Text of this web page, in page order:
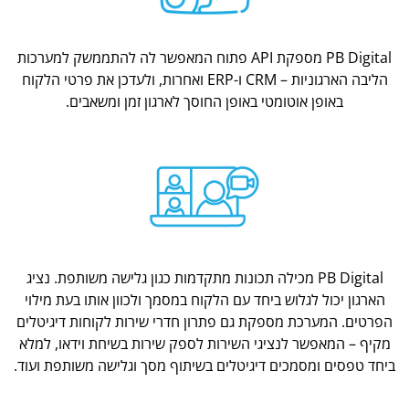
PB Digital מספקת API פתוח המאפשר לה להתממשק למערכות
הליבה הארגוניות – CRM ו-ERP ואחרות, ולעדכן את פרטי הלקוח
באופן אוטומטי באופן החוסך לארגון זמן ומשאבים.
PB Digital מכילה תכונות מתקדמות כגון גלישה משותפת. נציג
הארגון יכול לגלוש ביחד עם הלקוח במסמך ולכוון אותו בעת מילוי
הפרטים. המערכת מספקת גם פתרון חדרי שירות לקוחות דיגיטלים
מקיף – המאפשר לנציגי השירות לספק שירות בשיחת וידאו, למלא
ביחד טפסים ומסמכים דיגיטלים בשיתוף מסך וגלישה משותפת ועוד.